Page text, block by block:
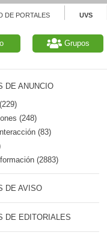
DE PORTALES UVS
Grupos
DE ANUNCIO
(248)
(83)
(2883)
DE AVISO
DE EDITORIALES